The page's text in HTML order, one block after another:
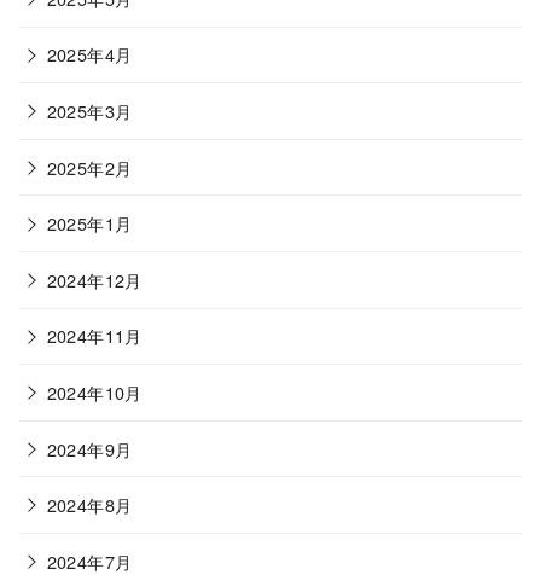
2025年4月
2025年3月
2025年2月
2025年1月
2024年12月
2024年11月
2024年10月
2024年9月
2024年8月
2024年7月